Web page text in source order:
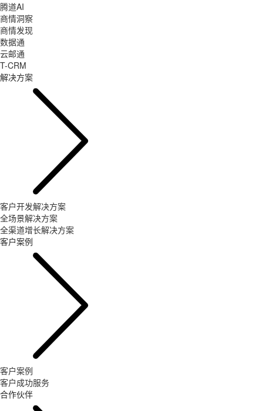
腾道AI
商情洞察
商情发现
数据通
云邮通
T-CRM
解决方案
客户开发解决方案
全场景解决方案
全渠道增长解决方案
客户案例
客户案例
客户成功服务
合作伙伴